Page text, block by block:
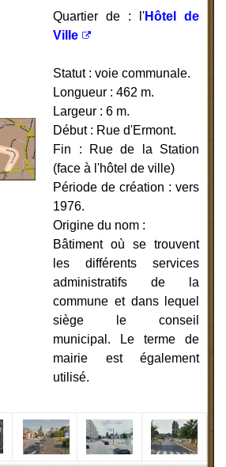
Quartier de : l'Hôtel de
Ville
Statut : voie communale.
Longueur : 462 m.
Largeur : 6 m.
Début : Rue d'Ermont.
Fin : Rue de la Station
(face à l'hôtel de ville)
Période de création : vers
1976.
Origine du nom :
Bâtiment où se trouvent
les différents services
administratifs de la
commune et dans lequel
siège le conseil
municipal. Le terme de
mairie est également
utilisé.